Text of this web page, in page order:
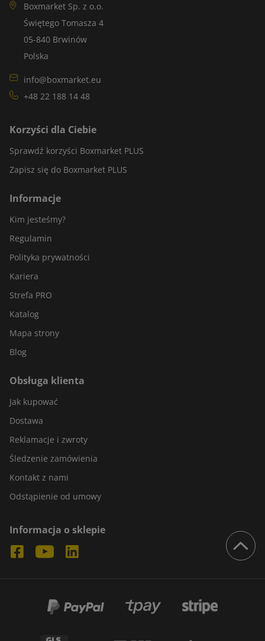
Boxmarket Sp. z o.o.
Świętego Tomasza 4
05-840 Brwinów
Polska
info@boxmarket.eu
+48 22 188 14 48
Korzyści dla Ciebie
Sprawdź korzyści Boxmarket PLUS
Zapisz się do Boxmarket PLUS
Informacje
Kim jesteśmy?
Regulamin
Polityka prywatności
Kariera
Strefa PRO
Katalog
Mapa strony
Blog
Obsługa klienta
Jak kupować
Dostawa
Reklamacje i zwroty
Śledzenie zamówienia
Kontakt z nami
Odstąpienie od umowy
Informacja o sklepie